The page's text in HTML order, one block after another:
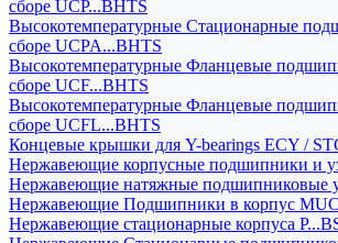
сборе UCP...BHTS
Высокотемпературные Стационарные
сборе UCPA...BHTS
Высокотемпературные Фланцевые
сборе UCF...BHTS
Высокотемпературные Фланцевые
сборе UCFL...BHTS
Концевые крышки для Y-bearings ECY /
Нержавеющие корпусные подшипники и
Нержавеющие натяжные подшипниковые
Нержавеющие Подшипники в корпус
Нержавеющие стационарные корпуса